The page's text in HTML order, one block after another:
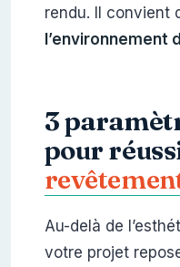
rendu. Il convient
l’environnement
3
pour
Au-delà de
votre projet